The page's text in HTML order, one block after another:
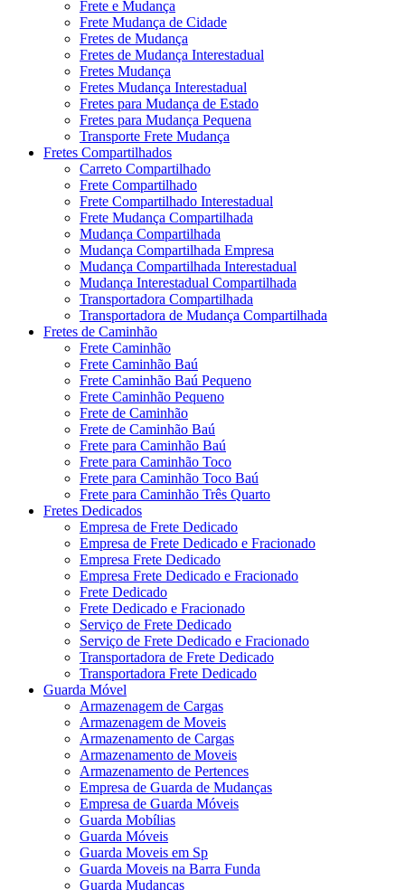
Frete e Mudança
Frete Mudança de Cidade
Fretes de Mudança
Fretes de Mudança Interestadual
Fretes Mudança
Fretes Mudança Interestadual
Fretes para Mudança de Estado
Fretes para Mudança Pequena
Transporte Frete Mudança
Fretes Compartilhados
Carreto Compartilhado
Frete Compartilhado
Frete Compartilhado Interestadual
Frete Mudança Compartilhada
Mudança Compartilhada
Mudança Compartilhada Empresa
Mudança Compartilhada Interestadual
Mudança Interestadual Compartilhada
Transportadora Compartilhada
Transportadora de Mudança Compartilhada
Fretes de Caminhão
Frete Caminhão
Frete Caminhão Baú
Frete Caminhão Baú Pequeno
Frete Caminhão Pequeno
Frete de Caminhão
Frete de Caminhão Baú
Frete para Caminhão Baú
Frete para Caminhão Toco
Frete para Caminhão Toco Baú
Frete para Caminhão Três Quarto
Fretes Dedicados
Empresa de Frete Dedicado
Empresa de Frete Dedicado e Fracionado
Empresa Frete Dedicado
Empresa Frete Dedicado e Fracionado
Frete Dedicado
Frete Dedicado e Fracionado
Serviço de Frete Dedicado
Serviço de Frete Dedicado e Fracionado
Transportadora de Frete Dedicado
Transportadora Frete Dedicado
Guarda Móvel
Armazenagem de Cargas
Armazenagem de Moveis
Armazenamento de Cargas
Armazenamento de Moveis
Armazenamento de Pertences
Empresa de Guarda de Mudanças
Empresa de Guarda Móveis
Guarda Mobílias
Guarda Móveis
Guarda Moveis em Sp
Guarda Moveis na Barra Funda
Guarda Mudanças